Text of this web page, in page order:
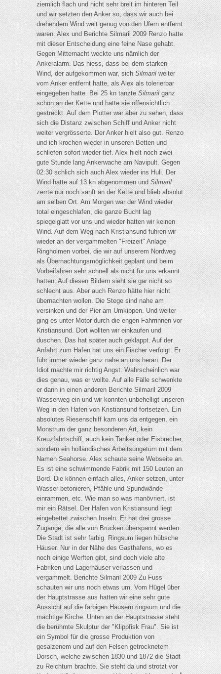
ziemlich flach und nicht sehr breit im hinteren Teil
und wir setzten den Anker so, dass wir auch bei
drehendem Wind weit genug von den Ufern entfernt
waren. Alex und Berichte Silmaril 2009 Renzo hatte
mit dieser Entscheidung eine feine Nase gehabt.
Gegen Mitternacht weckte uns nämlich der
Ankeralarm. Das hiess, dass bei dem starken
Wind, der aufgekommen war, sichSilmarilweiter
vom Anker entfernt hatte, als Alex als tolerierbar
eingegeben hatte. Bei 25 kn tanzteSilmarilganz
schön an der Kette und hatte sie offensichtlich
gestreckt. Auf dem Plotter war aber zu sehen, dass
sich die Distanz zwischen Schiff und Anker nicht
weiter vergrösserte. Der Anker hielt also gut. Renzo
und ich krochen wieder in unseren Betten und
schliefen sofort wieder tief. Alex hielt noch zwei
gute Stunde lang Ankerwache am Navipult. Gegen
02:30 schlich sich auch Alex wieder ins Huli. Der
Wind hatte auf 13 kn abgenommen undSilmaril
zerrte nur noch sanft an der Kette und blieb absolut
am selben Ort. Am Morgen war der Wind wieder
total eingeschlafen, die ganze Bucht lag
spiegelglatt vor uns und wieder hatten wir keinen
Wind. Auf dem Weg nach Kristiansund fuhren wir
wieder an der vergammelten "Freizeit" Anlage
Ringholmen vorbei, die wir auf unserem Nordweg
als Übernachtungsmöglichkeit geplant und beim
Vorbeifahren sehr schnell als nicht für uns erkannt
hatten. Auf diesen Bildern sieht sie gar nicht so
schlecht aus. Aber auch Renzo hätte hier nicht
übernachten wollen. Die Stege sind nahe am
versinken und der Pier am Umkippen. Und weiter
ging es unter Motor durch die engen Fahrrinnen vor
Kristiansund. Dort wollten wir einkaufen und
duschen. Das hat später auch geklappt. Auf der
Anfahrt zum Hafen hat uns ein Fischer verfolgt. Er
fuhr immer wieder ganz nahe an uns heran. Der
Idiot machte mir richtig Angst. Wahrscheinlich war
dies genau, was er wollte. Auf alle Fälle schwenkte
er dann in einen anderen Berichte Silmaril 2009
Wasserweg ein und wir konnten unbehelligt unseren
Weg in den Hafen von Kristiansund fortsetzen. Ein
absolutes Riesenschiff kam uns da entgegen, ein
Monstrum der ganz besonderen Art, kein
Kreuzfahrtschiff, auch kein Tanker oder Eisbrecher,
sondern ein holländisches Arbeitsungetüm mit dem
Namen Seahorse. Alex schaute seine Webseite an.
Es ist eine schwimmende Fabrik mit 150 Leuten an
Bord. Die können einfach alles, Anker setzen, unter
Wasser betonieren, Pfähle und Spundwände
einrammen, etc. Wie man so was manövriert, ist
mir ein Rätsel. Der Hafen von Kristiansund liegt
eingebettet zwischen Inseln. Er hat drei grosse
Zugänge, die alle von Brücken überspannt werden.
Die Stadt ist sehr farbig. Ringsum liegen hübsche
Häuser. Nur in der Nähe des Gasthafens, wo es
noch einige Werften gibt, sind doch viele alte
Fabriken und Lagerhäuser verlassen und
vergammelt. Berichte Silmaril 2009 Zu Fuss
schauten wir uns noch etwas um. Vom Hügel über
der Hauptstrasse aus hatten wir eine sehr gute
Aussicht auf die farbigen Häusern ringsum und die
mächtige Kirche. Unten an der Hauptstrasse steht
die berühmte Skulptur der "Klippfisk Frau". Sie ist
ein Symbol für die grosse Produktion von
gesalzenem und auf den Felsen getrocknetem
Dorsch, welche zwischen 1830 und 1872 die Stadt
zu Reichtum brachte. Sie steht da und strotzt vor